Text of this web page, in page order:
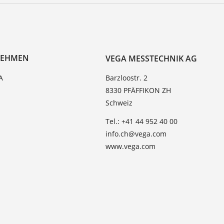
VEGA MESSTECHNIK AG
Barzloostr. 2
8330 PFÄFFIKON ZH
Schweiz
Tel.: +41 44 952 40 00
info.ch@vega.com
www.vega.com